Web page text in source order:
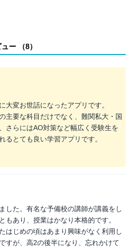
ー （8）
大変お世話になったアプリです。
主要な科目だけでなく、難関私大・国
さらにはAO対策など幅広く受験生を
るとても良い学習アプリです。
した。有名な予備校の講師が講義をし
もあり、授業はかなり本格的です。
はじめの頃はあまり興味がなく利用し
すが、高2の後半になり、忘れかけて